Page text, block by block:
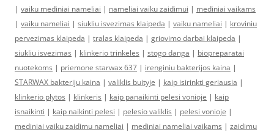
| vaiku mediniai nameliai | nameliai vaiku zaidimui | mediniai vaikams
| vaiku nameliai | siukliu isvezimas klaipeda | vaiku nameliai | kroviniu
pervezimas klaipeda | tralas klaipeda | griovimo darbai klaipeda |
siukliu isvezimas | klinkerio trinkeles | stogo danga | biopreparatai
nuotekoms | priemone starwax 637 | irenginiu bakterijos kaina |
STARWAX bakteriju kaina | valiklis buityje | kaip isirinkti geriausia |
klinkerio plytos | klinkeris | kaip panaikinti pelesi vonioje | kaip
isnaikinti | kaip naikinti pelesi | pelesio valiklis | pelesi vonioje |
mediniai vaiku zaidimu nameliai | mediniai nameliai vaikams | zaidimu